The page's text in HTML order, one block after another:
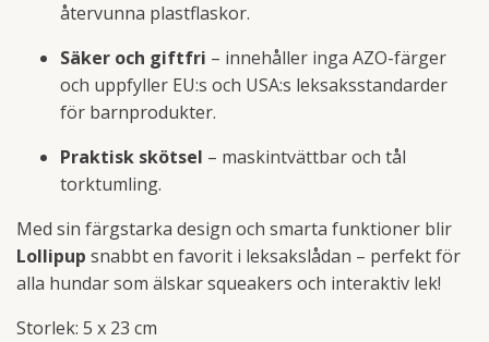
återvunna plastflaskor.
Säker och giftfri – innehåller inga AZO-färger
och uppfyller EU:s och USA:s leksaksstandarder
för barnprodukter.
Praktisk skötsel – maskintvättbar och tål
torktumling.
Med sin färgstarka design och smarta funktioner blir
Lollipup snabbt en favorit i leksakslådan – perfekt för
alla hundar som älskar squeakers och interaktiv lek!
Storlek: 5 x 23 cm